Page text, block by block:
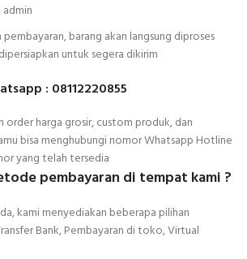
barang akan langsung diproses
untuk segera dikirim
: 08112220855
order harga grosir, custom produk, dan
bisa menghubungi nomor Whatsapp Hotline
yang telah tersedia
pembayaran di tempat kami ?
kami menyediakan beberapa pilihan
Bank, Pembayaran di toko, Virtual